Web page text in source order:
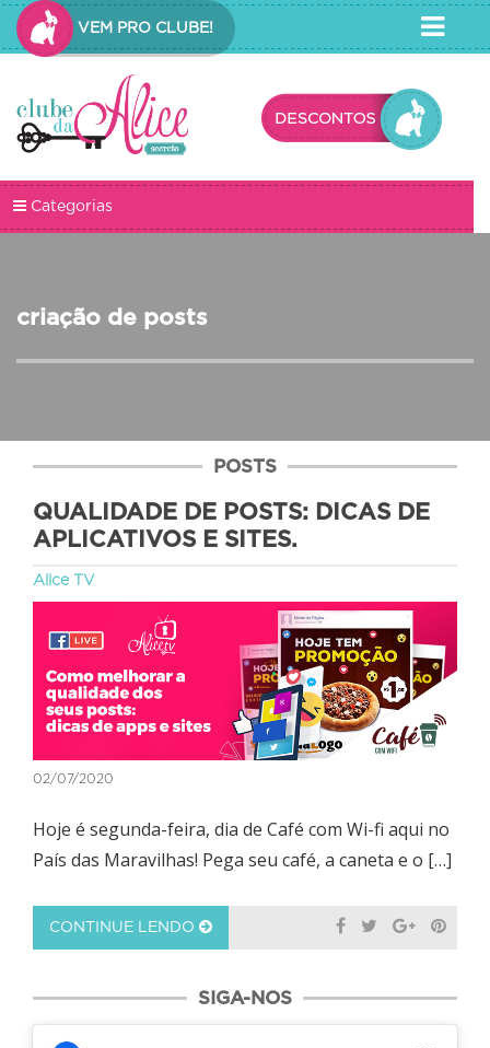
VEM PRO CLUBE!
Categorias
criação de posts
POSTS
QUALIDADE DE POSTS: DICAS DE
APLICATIVOS E SITES.
Alice TV
02/07/2020
Hoje é segunda-feira, dia de Café com Wi-fi aqui no
País das Maravilhas! Pega seu café, a caneta e o […]
CONTINUE LENDO
SIGA-NOS